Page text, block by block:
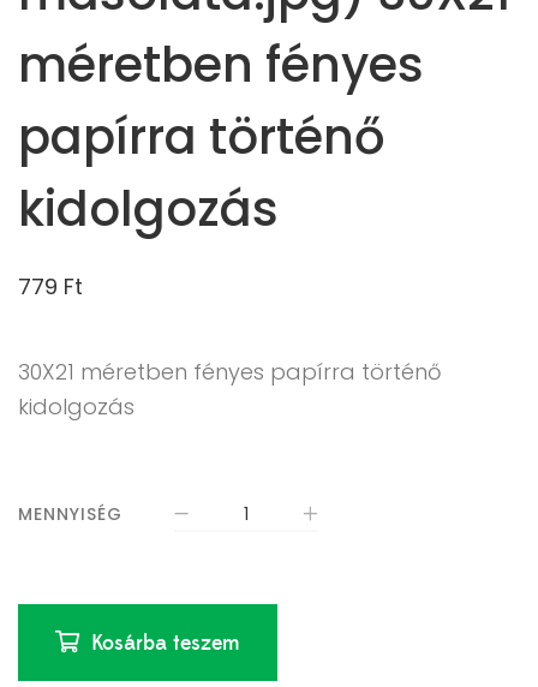
méretben fényes
papírra történő
kidolgozás
779 Ft
30X21 méretben fényes papírra történő
kidolgozás
MENNYISÉG
Kosárba teszem